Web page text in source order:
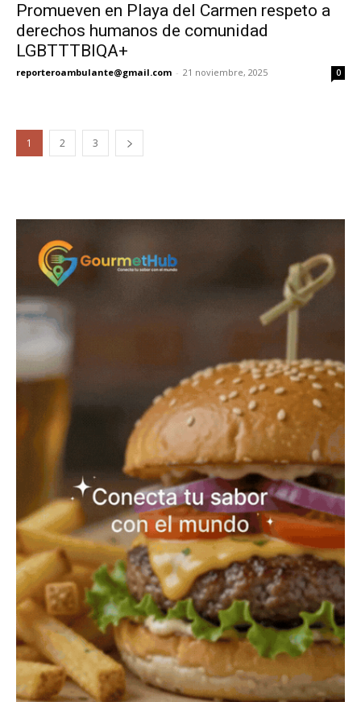
Promueven en Playa del Carmen respeto a
derechos humanos de comunidad
LGBTTTBIQA+
reporteroambulante@gmail.com - 21 noviembre, 2025 0
1 2 3